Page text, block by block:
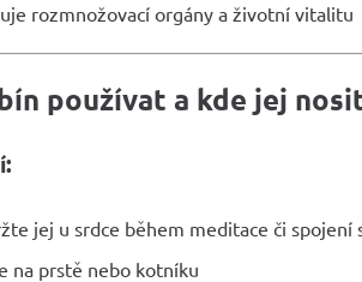
rozmnožovací orgány a životní vitalitu
používat a kde jej
jej u srdce během meditace či spojení
na prstě nebo kotníku